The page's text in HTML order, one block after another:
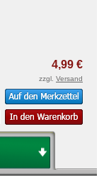
4,99 €
zzgl. Versand